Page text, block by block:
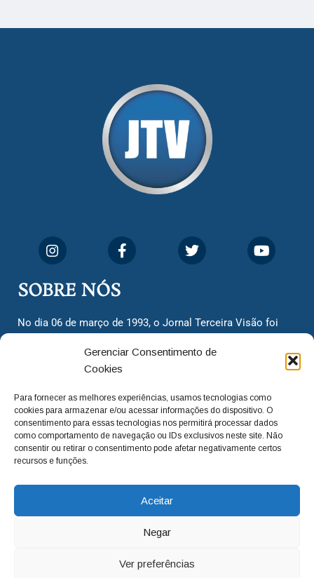
Gerenciar Consentimento de
Cookies
Para fornecer as melhores experiências, usamos tecnologias como
cookies para armazenar e/ou acessar informações do dispositivo. O
consentimento para essas tecnologias nos permitirá processar dados
como comportamento de navegação ou IDs exclusivos neste site. Não
consentir ou retirar o consentimento pode afetar negativamente certos
recursos e funções.
Aceitar
Negar
Ver preferências
SOBRE NÓS
No dia 06 de março de 1993, o Jornal Terceira Visão foi
cidadãos valinhenses, já que naquela época só existiam
dois jornais. Há mais de 30 anos, o jornal continua
com o foco de trazer as melhores notícias. Nunca
deixamos de lado as necessidades do cidadão, sempre
questionando os órgãos públicos em busca de melhorias
para a cidade e sempre cobrando resoluções para casos
adm@jtv.com.br
(19) 3929-6225